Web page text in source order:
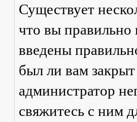
Существует
что вы правильно
введены
был ли вам
администратор
свяжитесь с ним